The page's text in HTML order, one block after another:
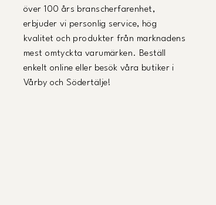
över 100 års branscherfarenhet,
erbjuder vi personlig service, hög
kvalitet och produkter från marknadens
mest omtyckta varumärken. Beställ
enkelt online eller besök våra butiker i
Vårby och Södertälje!